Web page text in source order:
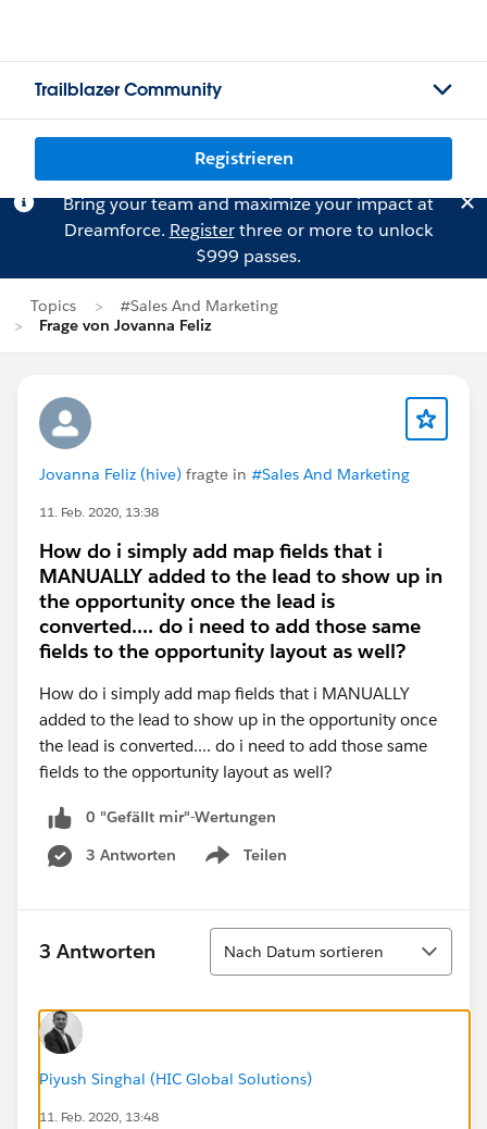
Trailblazer Community
Registrieren
Bring your team and maximize your impact at
Dreamforce. Registerthree or more to unlock
$999 passes.
Topics
#Sales And Marketing
Frage von Jovanna Feliz
Jovanna Feliz (hive) fragte in #Sales And Marketing
11. Feb. 2020, 13:38
How do i simply add map fields that i
MANUALLY added to the lead to show up in
the opportunity once the lead is
converted.... do i need to add those same
fields to the opportunity layout as well?
How do i simply add map fields that i MANUALLY
added to the lead to show up in the opportunity once
the lead is converted.... do i need to add those same
fields to the opportunity layout as well?
0 "Gefällt mir"-Wertungen
3 Antworten
Teilen
Show menu
3 Antworten
Sortieren
Nach Datum sortieren
Piyush Singhal (HIC Global Solutions)
11. Feb. 2020, 13:48